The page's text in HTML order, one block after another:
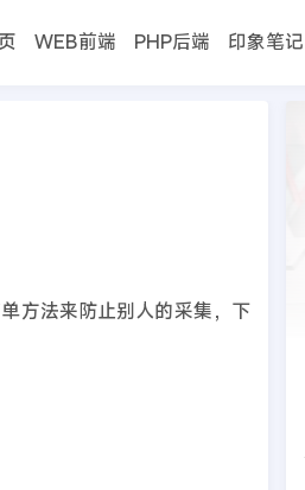
WEB前端 PHP后端 印象笔记
方法来防止别人的采集，下